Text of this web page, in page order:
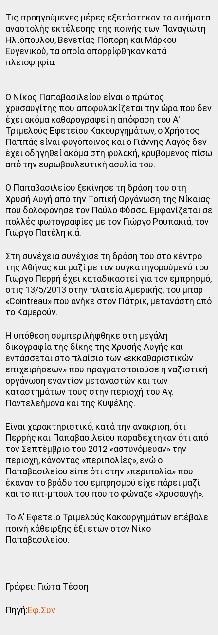
Τις προηγούμενες μέρες εξετάστηκαν τα αιτήματα
αναστολής εκτέλεσης της ποινής των Παναγιώτη
Ηλιόπουλου, Βενετίας Πόπορη και Μάρκου
Ευγενικού, τα οποία απορρίφθηκαν κατά
πλειοψηφία.
Ο Νίκος Παπαβασιλείου είναι ο πρώτος
χρυσαυγίτης που αποφυλακίζεται την ώρα που δεν
έχει ακόμα καθαρογραφεί η απόφαση του Α'
Τριμελούς Εφετείου Κακουργημάτων, ο Χρήστος
Παππάς είναι φυγόποινος και ο Γιάννης Λαγός δεν
έχει οδηγηθεί ακόμα στη φυλακή, κρυβόμενος πίσω
από την ευρωβουλευτική ασυλία του.
Ο Παπαβασιλείου ξεκίνησε τη δράση του στη
Χρυσή Αυγή από την Τοπική Οργάνωση της Νίκαιας
που δολοφόνησε τον Παύλο Φύσσα. Εμφανίζεται σε
πολλές φωτογραφίες με τον Γιώργο Ρουπακιά, τον
Γιώργο Πατέλη κ.ά.
Στη συνέχεια συνέχισε τη δράση του στο κέντρο
της Αθήνας και μαζί με τον συγκατηγορούμενό του
Γιώργο Περρή έχει καταδικαστεί για τον εμπρησμό,
στις 13/5/2013 στην πλατεία Αμερικής, του μπαρ
«Cointreau» που ανήκε στον Πάτρικ, μετανάστη από
το Καμερούν.
Η υπόθεση συμπεριλήφθηκε στη μεγάλη
δικογραφία της δίκης της Χρυσής Αυγής και
εντάσσεται στο πλαίσιο των «εκκαθαριστικών
επιχειρήσεων» που πραγματοποιούσε η ναζιστική
οργάνωση εναντίον μεταναστών και των
καταστημάτων τους στην περιοχή του Αγ.
Παντελεήμονα και της Κυψέλης.
Είναι χαρακτηριστικό, κατά την ανάκριση, ότι
Περρής και Παπαβασιλείου παραδέχτηκαν ότι από
τον Σεπτέμβριο του 2012 «αστυνόμευαν» την
περιοχή, κάνοντας «περιπολίες», ενώ ο
Παπαβασιλείου είπε ότι στην «περιπολία» που
έκαναν το βράδυ του εμπρησμού είχε πάρει μαζί
και το πιτ-μπουλ του που το φώναζε «Χρυσαυγή».
Το Α' Εφετείο Τριμελούς Κακουργημάτων επέβαλε
ποινή κάθειρξης έξι ετών στον Νίκο
Παπαβασιλείου.
Γράφει: Γιώτα Τέσση
Πηγή:Εφ.Συν